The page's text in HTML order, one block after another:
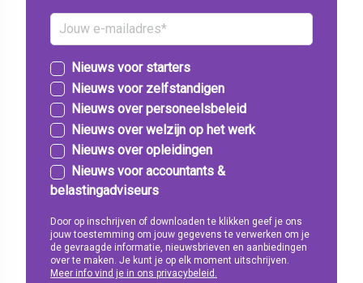
Nieuws voor starters
Nieuws voor zelfstandigen
Nieuws over personeelsbeleid
Nieuws over welzijn op het werk
Nieuws over opleidingen
Nieuws voor accountants &
belastingadviseurs
Door op inschrijven of downloaden te klikken geef je ons
jouw toestemming om jouw gegevens te verwerken om je
de gevraagde informatie, nieuwsbrieven en aanbiedingen
over te maken. Je kunt je op elk moment uitschrijven.
Meer info vind je in ons privacybeleid.